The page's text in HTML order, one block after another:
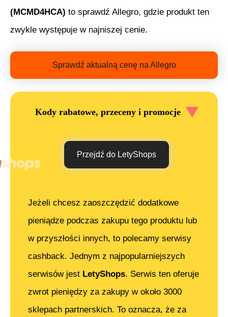
(MCMD4HCA) to sprawdź Allegro, gdzie produkt ten
zwykle występuje w najniszej cenie.
Sprawdź aktualną cenę na Allegro
Kody rabatowe, przeceny i promocje
Przejdź do LetyShops
Jeżeli chcesz zaoszczędzić dodatkowe
pieniądze podczas zakupu tego produktu lub
w przyszłości innych, to polecamy serwisy
cashback. Jednym z najpopularniejszych
serwisów jest LetyShops. Serwis ten oferuje
zwrot pieniędzy za zakupy w około 3000
sklepach partnerskich. To oznacza, że za